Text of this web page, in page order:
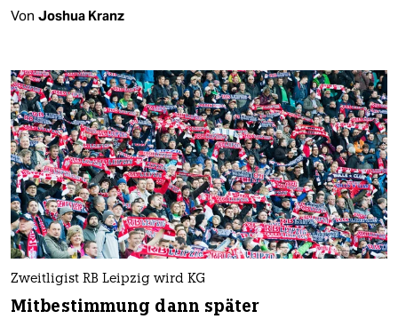
Von Joshua Kranz
Zweitligist RB Leipzig wird KG
Mitbestimmung dann später